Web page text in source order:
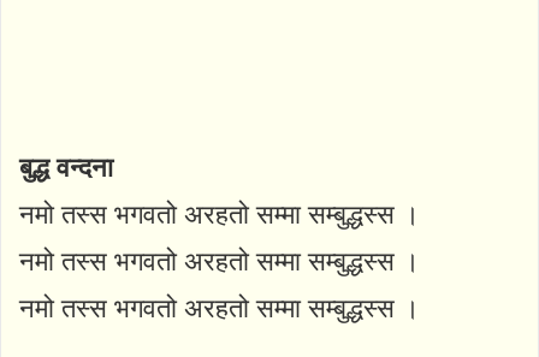
बुद्ध वन्दना
नमो तस्स भगवतो अरहतो सम्मा सम्बुद्धस्स ।
नमो तस्स भगवतो अरहतो सम्मा सम्बुद्धस्स ।
नमो तस्स भगवतो अरहतो सम्मा सम्बुद्धस्स ।